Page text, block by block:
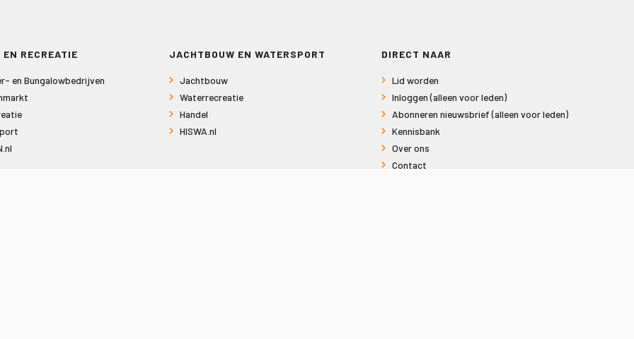
EN RECREATIE
en Bungalowbedrijven
JACHTBOUW EN WATERSPORT
Jachtbouw
Waterrecreatie
Handel
HISWA.nl
DIRECT NAAR
Lid worden
Inloggen (alleen voor leden)
Abonneren nieuwsbrief (alleen voor leden)
Kennisbank
Over ons
Contact